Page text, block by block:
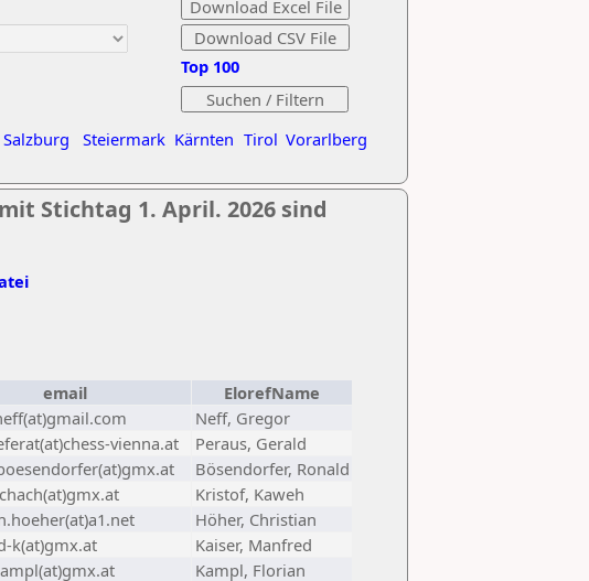
Salzburg Steiermark Kärnten Tirol Vorarlberg
Top 100
Stichtag 1. April. 2026 sind
email
ElorefName
Neff, Gregor
vienna.at
Peraus, Gerald
Bösendorfer, Ronald
Kristof, Kaweh
Höher, Christian
k(at)gmx.at
Kaiser, Manfred
Kampl, Florian